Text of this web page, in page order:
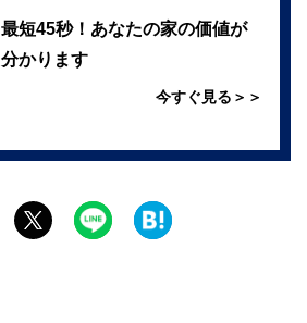
最短45秒！あなたの家の価値が
分かります
今すぐ見る＞＞